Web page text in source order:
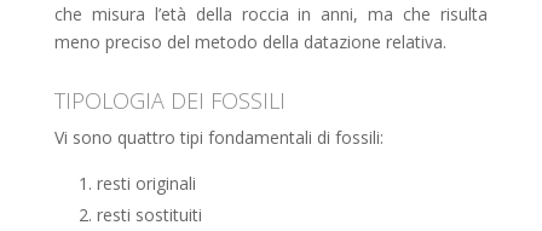
che misura l’età della roccia in anni, ma che risulta
meno preciso del metodo della datazione relativa.
TIPOLOGIA DEI FOSSILI
Vi sono quattro tipi fondamentali di fossili:
resti originali
resti sostituiti